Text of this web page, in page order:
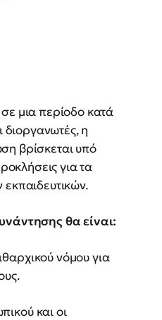
μια περίοδο κατά
διοργανωτές, η
βρίσκεται υπό
για τα
θα είναι:
νόμου για
και οι